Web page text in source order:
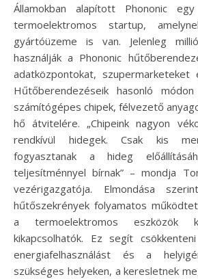
Államokban alapított Phononic
termoelektromos startup,
gyártóüzeme is van. Jelenleg
használják a Phononic
adatközpontokat, szupermarketeket
Hűtőberendezéseik hasonló
számítógépes chipek, félvezető
hő átvitelére. „Chipeink nagyon
rendkívül hidegek. Csak kis
fogyasztanak a hideg
teljesítménnyel bírnak” – mondja
vezérigazgatója. Elmondása
hűtőszekrények folyamatos
a termoelektromos eszközök
kikapcsolhatók. Ez segít
energiafelhasználást és a
szükséges helyeken, a keresletnek